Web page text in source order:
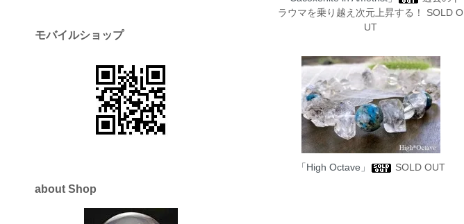
ラウマを乗り越え次元上昇する！ SOLD O
UT
「High Octave」 SOLD OUT
モバイルショップ
about Shop